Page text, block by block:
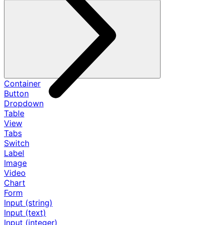
Container
Button
Dropdown
Table
View
Tabs
Switch
Label
Image
Video
Chart
Form
Input (string)
Input (text)
Input (integer)